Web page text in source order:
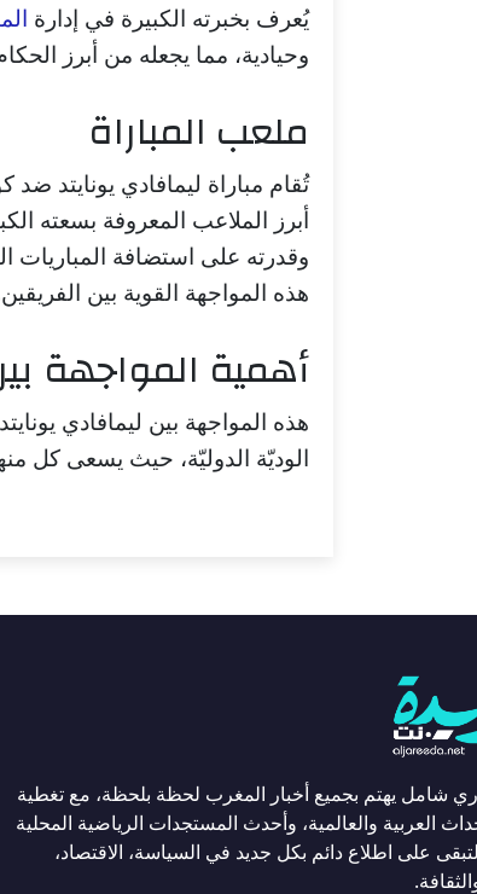
يُعرف بخبرته الكبيرة في إدارة
وحيادية، مما يجعله من أبرز
ملعب المباراة
تُقام مباراة ليمافادي يونايتد
أبرز الملاعب المعروفة بسعته
وقدرته على استضافة المباريات
هذه المواجهة القوية بين
أهمية المواجهة
هذه المواجهة بين ليمافادي
الوديّة الدوليّة، حيث يسعى كل
شامل يهتم بجميع أخبار المغرب لحظة بلحظة، مع تغطية
العربية والعالمية، وأحدث المستجدات الرياضية المحلية
لتبقى على اطلاع دائم بكل جديد في السياسة، الاقتصاد،